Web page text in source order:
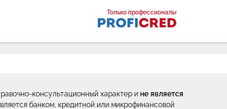
Только профессионалы
консультационный характер ине является
банком, кредитной или микрофинансовой